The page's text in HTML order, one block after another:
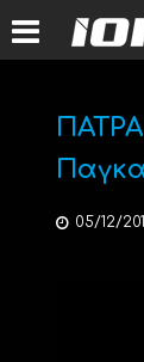
05/12/